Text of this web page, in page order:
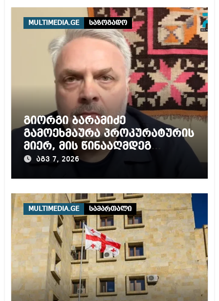
MULTIMEDIA.GE საზოგადო
გიორგი ბარამიძე
გამოეხმაურა პროკურატურის
მიერ, მის წინააღმდეგ
დაწყებულ გამოძიებას
აგვ 7, 2026
MULTIMEDIA.GE სამართალი